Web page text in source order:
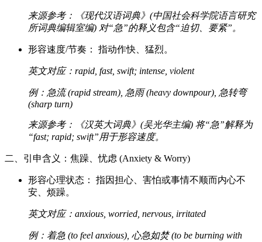
来源参考：《现代汉语词典》(中国社会科学院语言研究
所词典编辑室编) 对“急”的释义包含“迫切、要紧”。
形容速度/节奏： 指动作快、猛烈。
英文对应：rapid, fast, swift; intense, violent
例：急流 (rapid stream), 急雨 (heavy downpour), 急转弯
(sharp turn)
来源参考：《汉英大词典》(吴光华主编) 将“急”解释为
“fast; rapid; swift”用于形容速度。
二、引申含义：焦躁、忧虑 (Anxiety & Worry)
形容心理状态： 指因担心、害怕或事情不顺而内心不
安、烦躁。
英文对应：anxious, worried, nervous, irritated
例：着急 (to feel anxious), 心急如焚 (to be burning with